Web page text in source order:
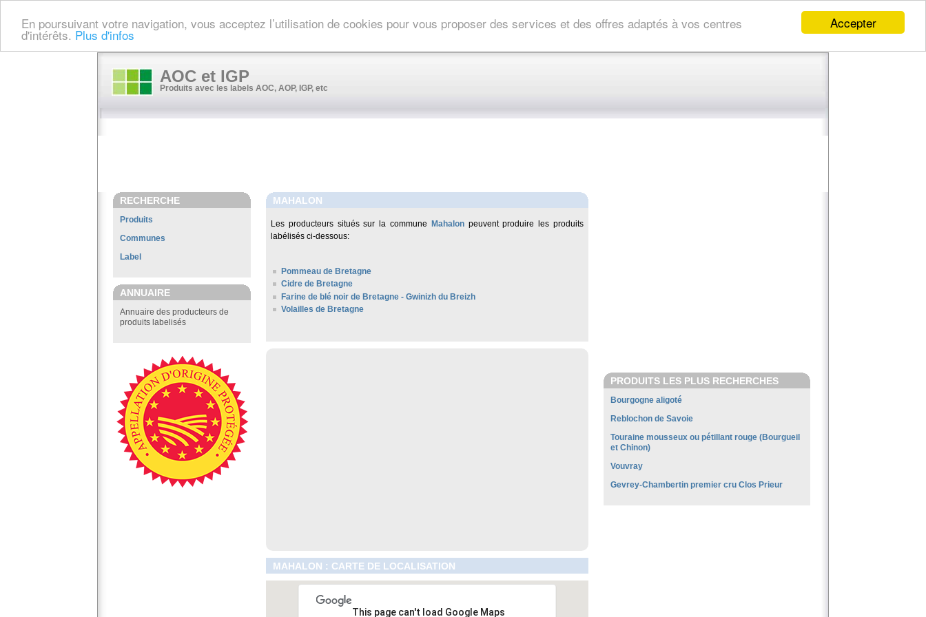
Accepter
En poursuivant votre navigation, vous acceptez l’utilisation de cookies pour vous proposer des services et des offres adaptés à vos centres
d'intérêts. Plus d'infos
AOC et IGP
Produits avec les labels AOC, AOP, IGP, etc
RECHERCHE
Produits
Communes
Label
ANNUAIRE
Annuaire des producteurs de
produits labelisés
MAHALON
Les producteurs situés sur la commune Mahalonpeuvent produire les produits
labélisés ci-dessous:
Pommeau de Bretagne
Cidre de Bretagne
Farine de blé noir de Bretagne - Gwinizh du Breizh
Volailles de Bretagne
MAHALON : CARTE DE LOCALISATION
This page can't load Google Maps
PRODUITS LES PLUS RECHERCHES
Bourgogne aligoté
Reblochon de Savoie
Touraine mousseux ou pétillant rouge (Bourgueil
et Chinon)
Vouvray
Gevrey-Chambertin premier cru Clos Prieur